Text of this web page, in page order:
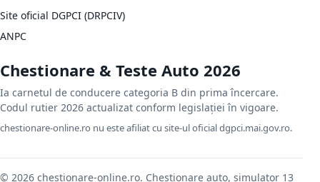
Site oficial DGPCI (DRPCIV)
ANPC
Chestionare & Teste Auto 2026
Ia carnetul de conducere categoria B din prima încercare.
Codul rutier 2026 actualizat conform legislației în vigoare.
chestionare-online.ro nu este afiliat cu site-ul oficial dgpci.mai.gov.ro.
© 2026 chestionare-online.ro. Chestionare auto, simulator 13